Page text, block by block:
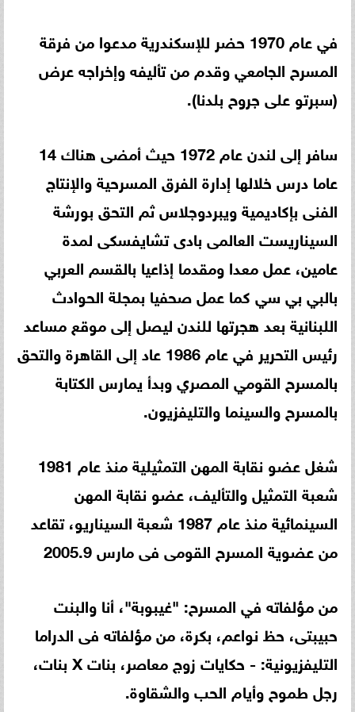
في عام 1970 حضر للإسكندرية مدعوا من فرقة
المسرح الجامعي وقدم من تأليفه وإخراجه عرض
(سبرتو على جروح بلدنا).
سافر إلى لندن عام 1972 حيث أمضى هناك 14
عاما درس خلالها إدارة الفرق المسرحية والإنتاج
الفنى بإكاديمية ويبردوجلاس ثم التحق بورشة
السيناريست العالمى بادى تشايفسكى لمدة
عامين، عمل معدا ومقدما إذاعيا بالقسم العربي
بالبي بي سي كما عمل صحفيا بمجلة الحوادث
اللبنانية بعد هجرتها للندن ليصل إلى موقع مساعد
رئيس التحرير في عام 1986 عاد إلى القاهرة والتحق
بالمسرح القومي المصري وبدأ يمارس الكتابة
بالمسرح والسينما والتليفزيون.
شغل عضو نقابة المهن التمثيلية منذ عام 1981
شعبة التمثيل والتأليف، عضو نقابة المهن
السينمائية منذ عام 1987 شعبة السيناريو، تقاعد
من عضوية المسرح القومى فى مارس 2005.9
من مؤلفاته في المسرح: "غيبوبة"، أنا والبنت
حبيبتى، حظ نواعم، بكرة، من مؤلفاته فى الدراما
التليفزيونية: - حكايات زوج معاصر، بنات X بنات،
رجل طموح وأيام الحب والشقاوة.